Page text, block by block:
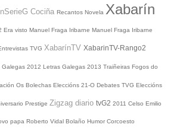
Cociña Recantos Novela Xabarín
Era visto Manuel Fraga Iribarne Manuel Fraga Iribarne
TVG XabarínTV XabarinTV-Rango2
Galegas 2012 Letras Galegas 2013 Traiñeiras Fogos do
Os Bolechas Eleccións 21-O Debates TVG Eleccións
Prestige Zigzag diario tvG2 2011 Celso Emilio
papa Roberto Vidal Bolaño Humor Corcoesto